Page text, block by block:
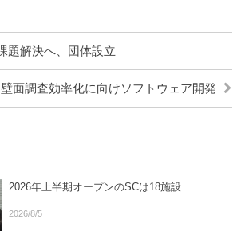
題解決へ、団体設立
面調査効率化に向けソフトウェア開発
2026年上半期オープンのSCは18施設
2026/8/5